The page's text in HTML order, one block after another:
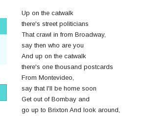
Up on the catwalk
there's street politicians
That crawl in from Broadway,
say then who are you
And up on the catwalk
there's one thousand postcards
From Montevideo,
say that I'll be home soon
Get out of Bombay and
go up to Brixton And look around,